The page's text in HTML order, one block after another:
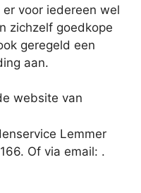
voor iedereen wel
zichzelf goedkope
geregeld een
aan.
website van
Lemmer
Of via email: .